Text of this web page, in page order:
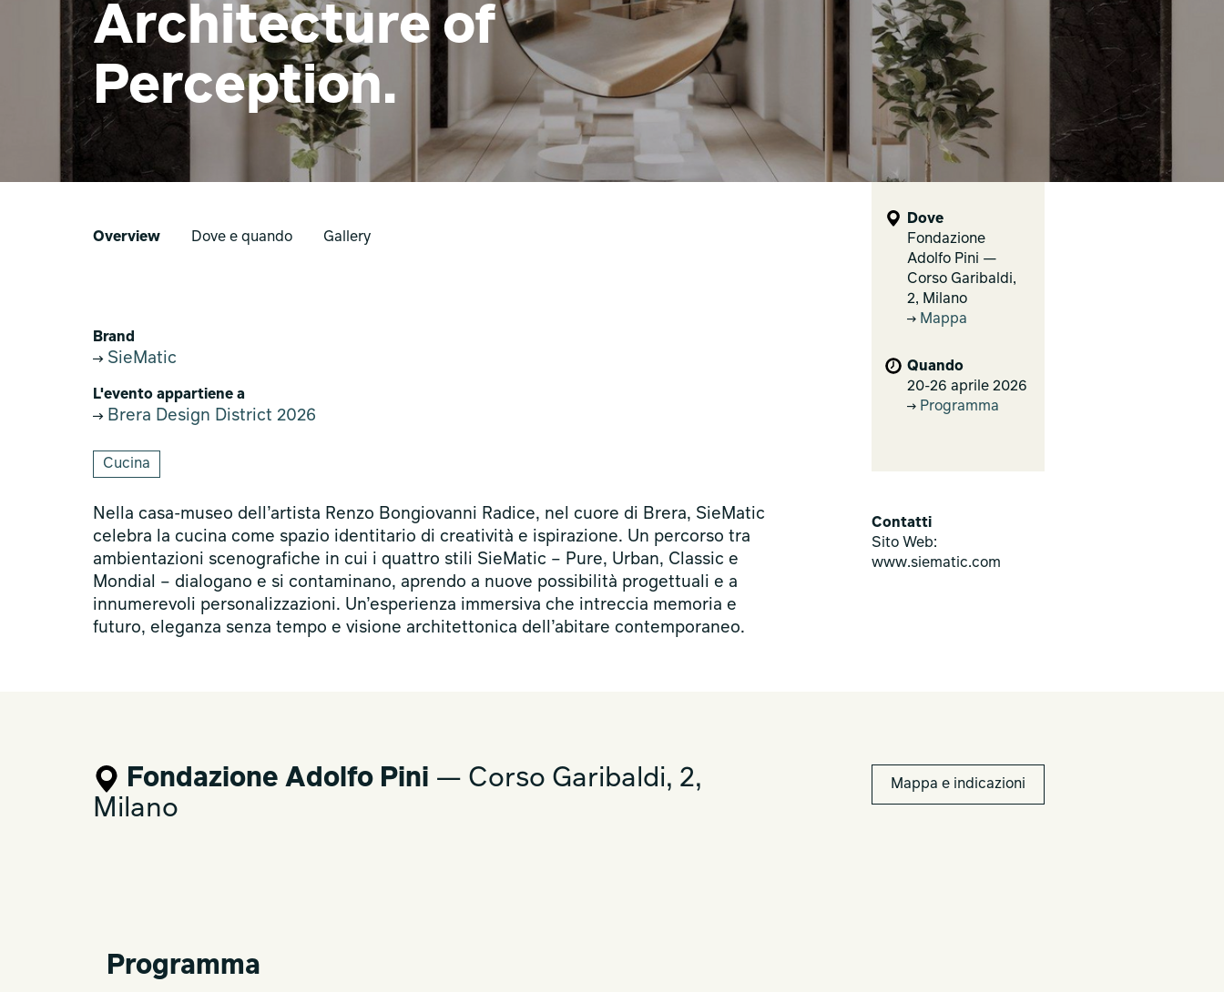
Architecture of
Perception.
Overview Dove e quando Gallery
Brand
SieMatic
L'evento appartiene a
Brera Design District 2026
Cucina
Nella casa-museo dell’artista Renzo Bongiovanni Radice, nel cuore di Brera, SieMatic
celebra la cucina come spazio identitario di creatività e ispirazione. Un percorso tra
ambientazioni scenografiche in cui i quattro stili SieMatic – Pure, Urban, Classic e
Mondial – dialogano e si contaminano, aprendo a nuove possibilità progettuali e a
innumerevoli personalizzazioni. Un’esperienza immersiva che intreccia memoria e
futuro, eleganza senza tempo e visione architettonica dell’abitare contemporaneo.
Dove
Fondazione
Adolfo Pini —
Corso Garibaldi,
2, Milano
Mappa
Quando
20-26 aprile 2026
Programma
Contatti
Sito Web:
www.siematic.com
Fondazione Adolfo Pini — Corso Garibaldi, 2,
Milano
Mappa e indicazioni
Programma